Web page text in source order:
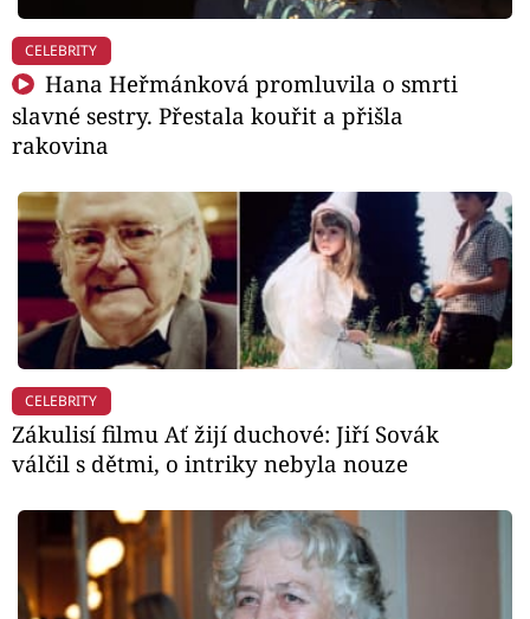
CELEBRITY
Hana Heřmánková promluvila o smrti
slavné sestry. Přestala kouřit a přišla
rakovina
CELEBRITY
Zákulisí filmu Ať žijí duchové: Jiří Sovák
válčil s dětmi, o intriky nebyla nouze